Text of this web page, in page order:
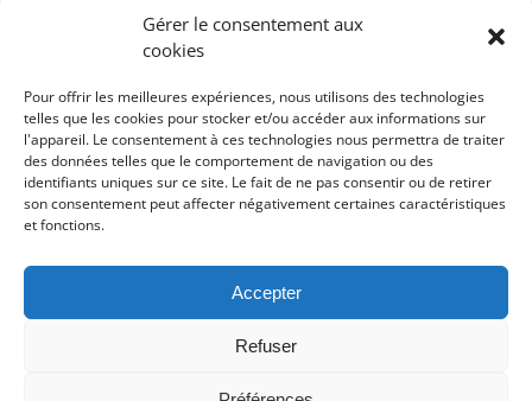
Gérer le consentement aux
cookies
Pour offrir les meilleures expériences, nous utilisons des technologies
telles que les cookies pour stocker et/ou accéder aux informations sur
l'appareil. Le consentement à ces technologies nous permettra de traiter
des données telles que le comportement de navigation ou des
identifiants uniques sur ce site. Le fait de ne pas consentir ou de retirer
son consentement peut affecter négativement certaines caractéristiques
et fonctions.
Accepter
Refuser
vendredi 22 novembre 2024